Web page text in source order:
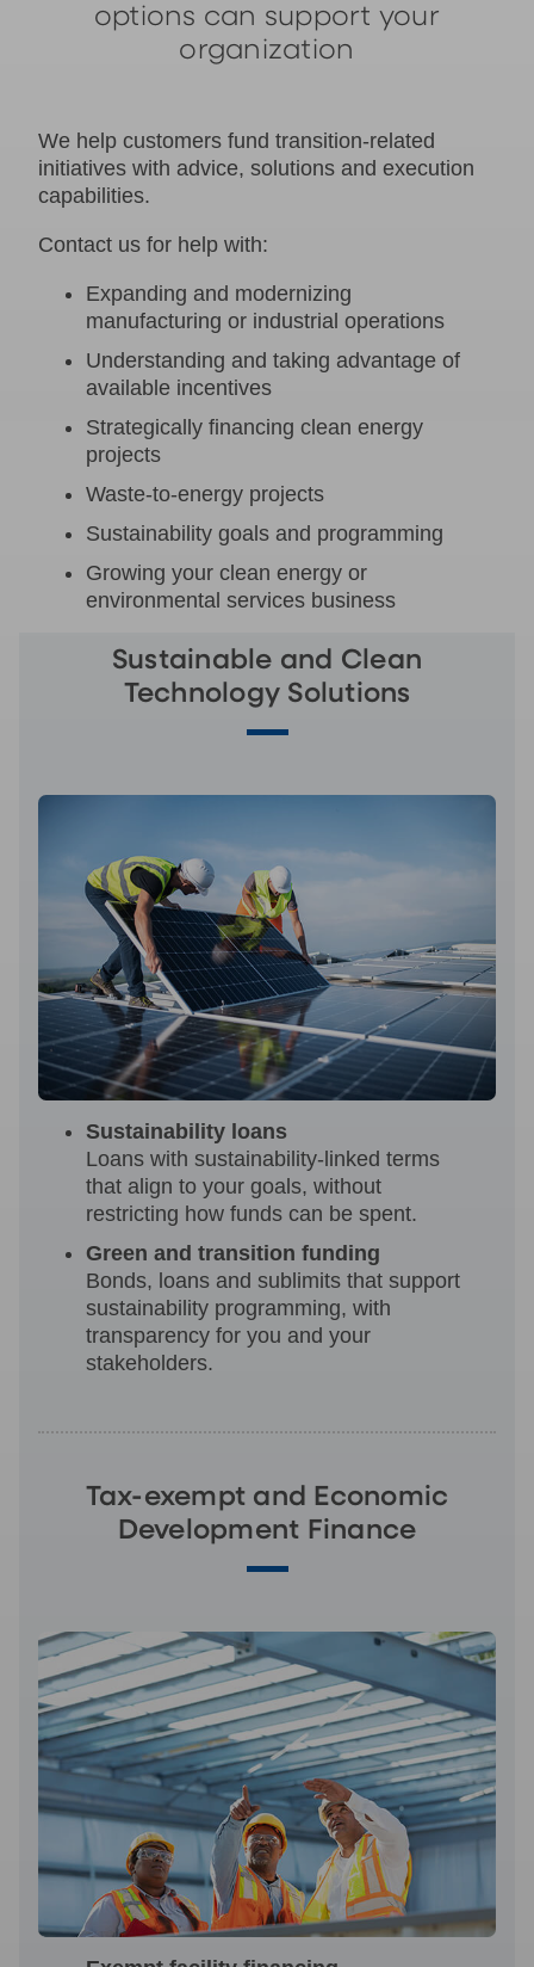
options can support your
organization
We help customers fund transition-related
initiatives with advice, solutions and execution
capabilities.
Contact us for help with:
Expanding and modernizing
manufacturing or industrial operations
Understanding and taking advantage of
available incentives
Strategically financing clean energy
projects
Waste-to-energy projects
Sustainability goals and programming
Growing your clean energy or
environmental services business
Sustainable and Clean
Technology Solutions
Sustainability loans
Loans with sustainability-linked terms
that align to your goals, without
restricting how funds can be spent.
Green and transition funding
Bonds, loans and sublimits that support
sustainability programming, with
transparency for you and your
stakeholders.
Tax-exempt and Economic
Development Finance